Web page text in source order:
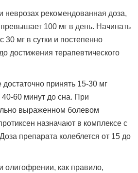
неврозах рекомендованная доза,
100 мг в день. Начинать
30 мг в сутки и постепенно
достижения терапевтического
принять 15-30 мг
60 минут до сна. При
выраженном болевом
назначают в комплексе с
препарата колеблется от 15 до
олигофрении, как правило,